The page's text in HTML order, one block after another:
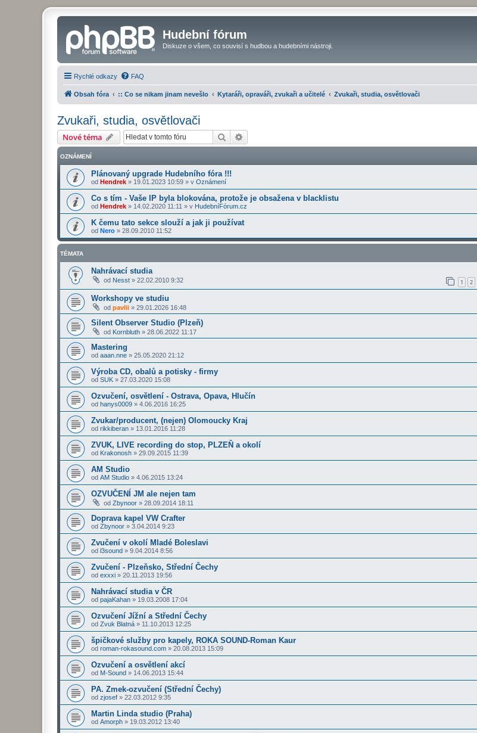
Hudební fórum
Diskuze o všem, co souvisí s hudbou a hudebními nástroji.
Rychlé odkazy FAQ
Obsah fóra :: Co se nikam jinam nevešlo Kytaráři, opraváři, zvukaři a učitelé Zvukaři, studia, osvětlovači
Zvukaři, studia, osvětlovači
Nové téma Hledat
OZNÁMENÍ
Plánovaný upgrade Hudebního fóra !!!
od Hendrek » 19.01.2023 10:59 » v Oznámení
Co s tím - Vaše IP byla blokována, protože je obsažena v blacklistu
od Hendrek » 14.02.2020 11:11 » v HudebníFórum.cz
K čemu tato sekce slouží a jak ji používat
od Nero » 28.09.2010 11:52
TÉMATA
Nahrávací studia
od Nesst » 22.02.2010 9:32 1 2
Workshopy ve studiu
od pavlii » 29.01.2026 16:48
Silent Observer Studio (Plzeň)
od Kornbluth » 28.06.2022 11:17
Mastering
od aaan.nne » 25.05.2020 21:12
Výroba CD, obalů a potisky - firmy
od SUK » 27.03.2020 15:08
Ozvučení, osvětlení - Ostrava, Opava, Hlučín
od hanys0009 » 4.06.2016 16:25
Zvukar/producent, (nejen) Olomoucky Kraj
od rikkiberan » 13.01.2016 11:28
ZVUK, LIVE recording do stop, PLZEŇ a okolí
od Krakonosh » 29.09.2015 11:39
AM Studio
od AM Studio » 4.06.2015 13:24
OZVUČENÍ JM ale nejen tam
od Zbynoor » 28.09.2014 18:11
Doprava kapel VW Crafter
od Zbynoor » 3.04.2014 9:23
Zvučení v okolí Mladé Boleslavi
od l3sound » 9.04.2014 8:56
Zvučení - Plzeňsko, Střední Čechy
od exxxi » 20.11.2013 19:56
Nahrávací studia v ČR
od pajaKahan » 19.03.2008 17:04
Ozvučení Jížní a Střední Čechy
od Zvuk Blatná » 11.10.2013 12:25
špičkové služby pro kapely, ROKA SOUND-Roman Kaur
od roman-rokasound.com » 20.08.2013 15:09
Ozvučení a osvětlení akcí
od M-Sound » 14.06.2013 15:44
PA. Zmek-ozvučení (Střední Čechy)
od zjosef » 22.03.2012 9:35
Martin Linda studio (Praha)
od Amorph » 19.03.2012 13:40